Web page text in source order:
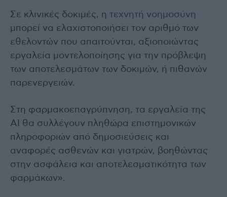
Σε κλινικές δοκιμές, η τεχνητή νοημοσύνη
μπορεί να ελαχιστοποιήσει τον αριθμό των
εθελοντών που απαιτούνται, αξιοποιώντας
εργαλεία μοντελοποίησης για την πρόβλεψη
των αποτελεσμάτων των δοκιμών, ή πιθανών
παρενεργειών.
Στη φαρμακοεπαγρύπνηση, τα εργαλεία της
ΑΙ θα συλλέγουν πληθώρα επιστημονικών
πληροφοριών από δημοσιεύσεις και
αναφορές ασθενών και γιατρών, βοηθώντας
στην ασφάλεια και αποτελεσματικότητα των
φαρμάκων».